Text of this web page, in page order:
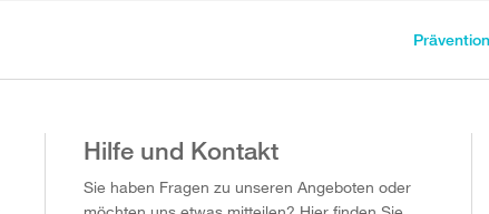
Prävention
Hilfe und Kontakt
Sie haben Fragen zu unseren Angeboten oder